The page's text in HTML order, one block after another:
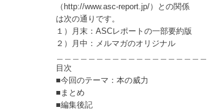
（http://www.asc-report.jp/）との関係
は次の通りです。
１）月末：ASCレポートの一部要約版
２）月中：メルマガのオリジナル
目次
■今回のテーマ：本の威力
■まとめ
■編集後記